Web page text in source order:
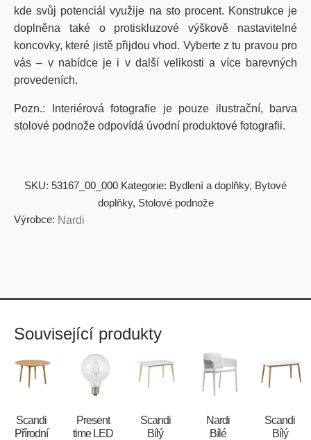
kde svůj potenciál využije na sto procent. Konstrukce je
doplněna také o protiskluzové výškově nastavitelné
koncovky, které jistě přijdou vhod. Vyberte z tu pravou pro
vás – v nabídce je i v další velikosti a více barevných
provedeních.
Pozn.: Interiérová fotografie je pouze ilustrační, barva
stolové podnože odpovídá úvodní produktové fotografii.
SKU: 53167_00_000 Kategorie: Bydlení a doplňky, Bytové
doplňky, Stolové podnože
Výrobce: Nardi
Související produkty
Scandi
Přírodní
Present
time LED
Scandi
Bílý
Nardi
Bílé
Scandi
Bílý